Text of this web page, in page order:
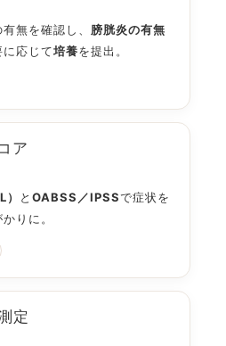
無を確認し、 膀胱炎の有無
応じて培養を提出。
ア
と OABSS／IPSSで症状を
りに。
定